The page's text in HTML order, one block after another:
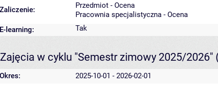
Zaliczenie:
Przedmiot - Ocena
Pracownia specjalistyczna - Ocena
E-learning:
Tak
Zajęcia w cyklu "Semestr zimowy 2025/2026"
Okres: 2025-10-01 - 2026-02-01